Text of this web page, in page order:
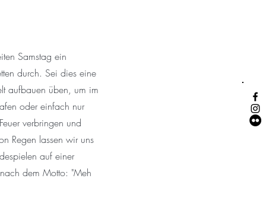
Samstag ein
durch. Sei dies eine
aufbauen üben, um im
oder einfach nur
verbringen und
Regen lassen wir uns
auf einer
dem Motto: "Meh